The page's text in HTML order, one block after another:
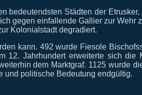
bedeutendsten Städten der
gegen einfallende Gallier zur
Kolonialstadt degradiert.
kann. 492 wurde Fiesole
Jahrhundert erweiterte sich die
dem Marktgraf. 1125 wurde
und politische Bedeutung endgültig.